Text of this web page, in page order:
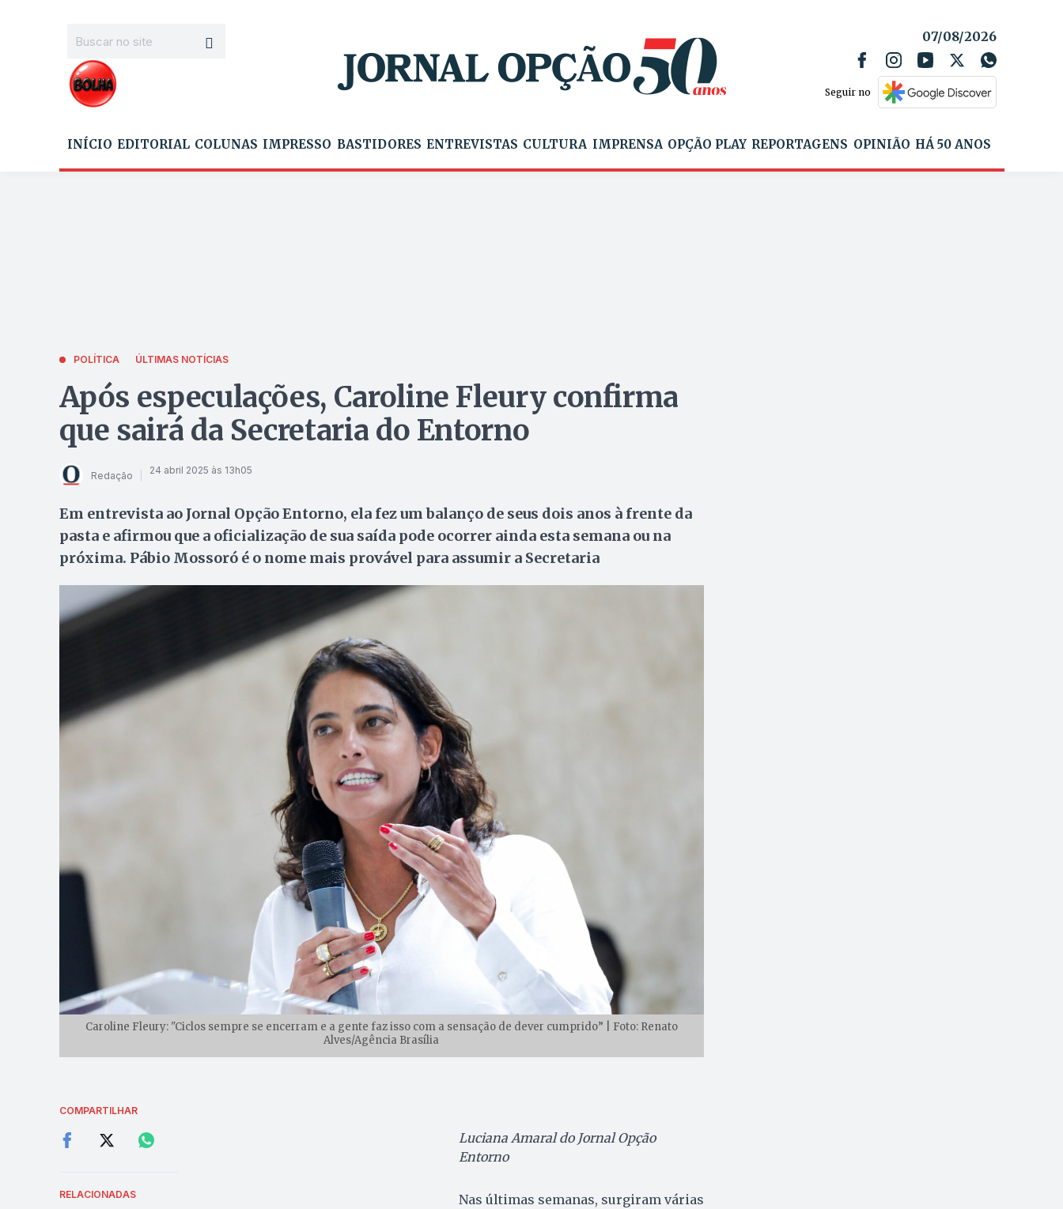
07/08/2026
Seguir no
INÍCIO EDITORIAL COLUNAS IMPRESSO BASTIDORES ENTREVISTAS CULTURA IMPRENSA OPÇÃO PLAY REPORTAGENS OPINIÃO HÁ 50 ANOS
POLÍTICA ÚLTIMAS NOTÍCIAS
Após especulações, Caroline Fleury confirma
que sairá da Secretaria do Entorno
Redação 24 abril 2025 às 13h05
Em entrevista ao Jornal Opção Entorno, ela fez um balanço de seus dois anos à frente da
pasta e afirmou que a oficialização de sua saída pode ocorrer ainda esta semana ou na
próxima. Pábio Mossoró é o nome mais provável para assumir a Secretaria
Caroline Fleury: "Ciclos sempre se encerram e a gente faz isso com a sensação de dever cumprido” | Foto: Renato
Alves/Agência Brasília
COMPARTILHAR
RELACIONADAS
Luciana Amaral do Jornal Opção
Entorno
Nas últimas semanas, surgiram várias